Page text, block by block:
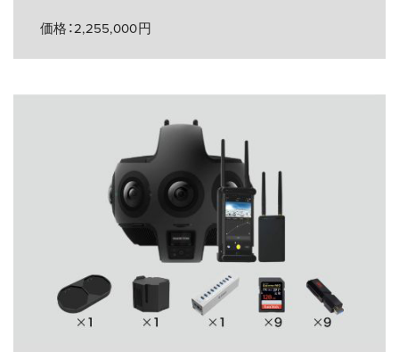
価格：2,255,000円